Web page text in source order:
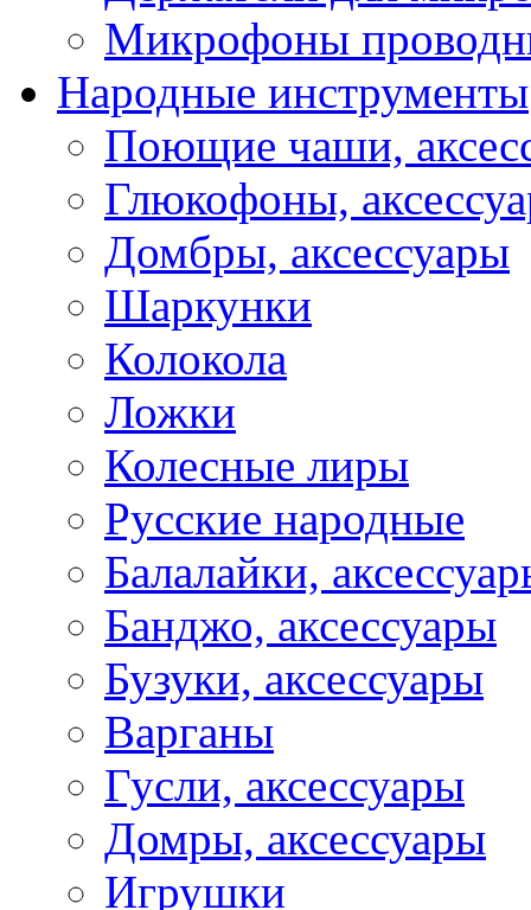
Микрофоны
Народные инструменты
Поющие чаши,
Глюкофоны,
Домбры, аксессуары
Шаркунки
Колокола
Ложки
Колесные лиры
Русские народные
Балалайки,
Банджо, аксессуары
Бузуки, аксессуары
Варганы
Гусли, аксессуары
Домры, аксессуары
Игрушки